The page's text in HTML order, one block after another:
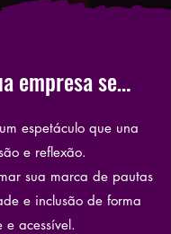
empresa se…
espetáculo que una
e reflexão.
sua marca de pautas
e inclusão de forma
e acessível.